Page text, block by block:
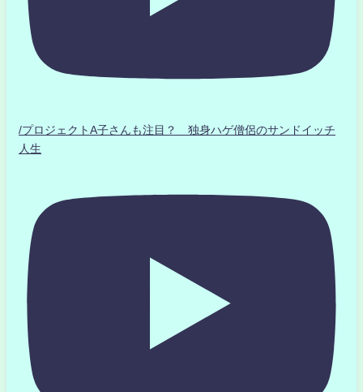
/プロジェクトA子さんも注目？ 独身ハゲ僧侶のサンドイッチ
人生